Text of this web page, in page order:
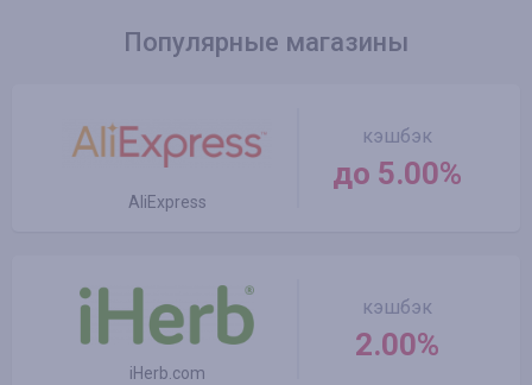
Популярные магазины
AliExpress
кэшбэк
до 5.00%
iHerb.com
кэшбэк
2.00%